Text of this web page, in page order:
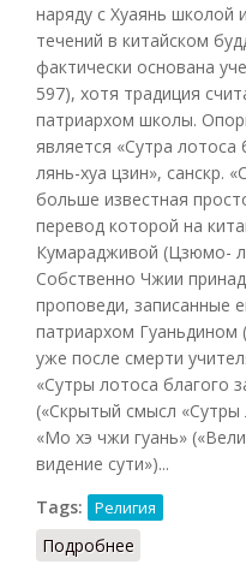
наряду с Хуаянь
течений в китайском
фактически основана
597), хотя традиция
патриархом школы.
является «Сутра
лянь-хуа цзин», санскр.
больше известная
перевод которой на
Кумарадживой (Цзюмо-
Собственно Чжии
проповеди, записанные
патриархом
уже после смерти
«Сутры лотоса благого
(«Скрытый смысл «Сутры
«Мо хэ чжи гуань»
видение сути»)...
Tags:
Религия
Подробнее